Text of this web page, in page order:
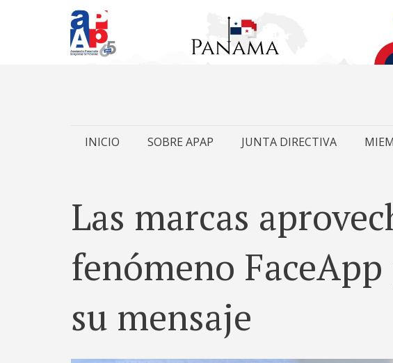
Skip
INICIO SOBRE APAP JUNTA DIRECTIVA
Las marcas
fenómeno
su mensaje